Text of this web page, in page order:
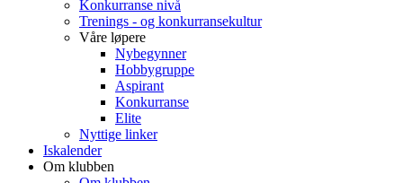
Konkurranse nivå
Trenings - og konkurransekultur
Våre løpere
Nybegynner
Hobbygruppe
Aspirant
Konkurranse
Elite
Nyttige linker
Iskalender
Om klubben